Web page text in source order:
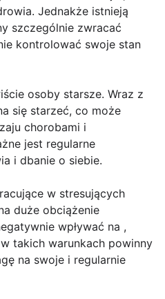
Jednakże istnieją
szczególnie zwracać
kontrolować swoje stan
osoby starsze. Wraz z
się starzeć, co może
chorobami i
jest regularne
i dbanie o siebie.
w stresujących
duże obciążenie
wpływać na ,
takich warunkach powinny
na swoje i regularnie